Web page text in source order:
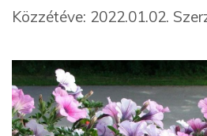
Közzétéve: 2022.01.02.